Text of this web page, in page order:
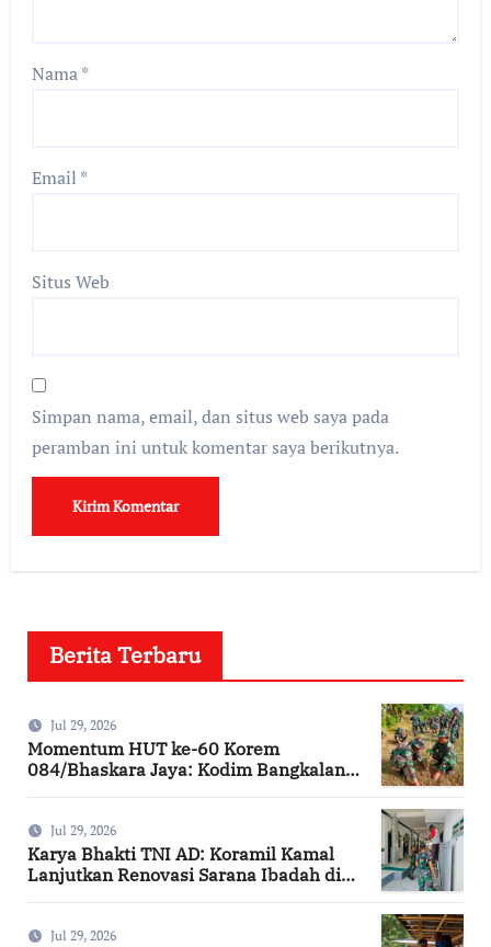
Nama*
Email *
Situs Web
Simpan nama, email, dan situs web saya pada
peramban ini untuk komentar saya berikutnya.
Berita Terbaru
Jul 29, 2026
Momentum HUT ke-60 Korem
084/Bhaskara Jaya: Kodim Bangkalan
Jul 29, 2026
Karya Bhakti TNI AD: Koramil Kamal
Lanjutkan Renovasi Sarana Ibadah di
Jul 29, 2026